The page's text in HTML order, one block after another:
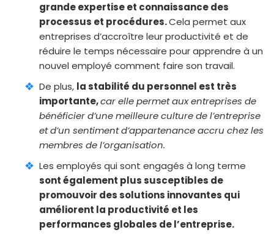
grande expertise et connaissance des
processus et procédures.Cela permet aux
entreprises d’accroître leur productivité et de
réduire le temps nécessaire pour apprendre à un
nouvel employé comment faire son travail.
De plus, la stabilité du personnel est très
importante,car elle permet aux entreprises de
bénéficier d’une meilleure culture de l’entreprise
et d’un sentiment d’appartenance accru chez les
membres de l’organisation.
Les employés qui sont engagés à long terme
sont également plus susceptibles de
promouvoir des solutions innovantes qui
améliorent la productivité et les
performances globales de l’entreprise.